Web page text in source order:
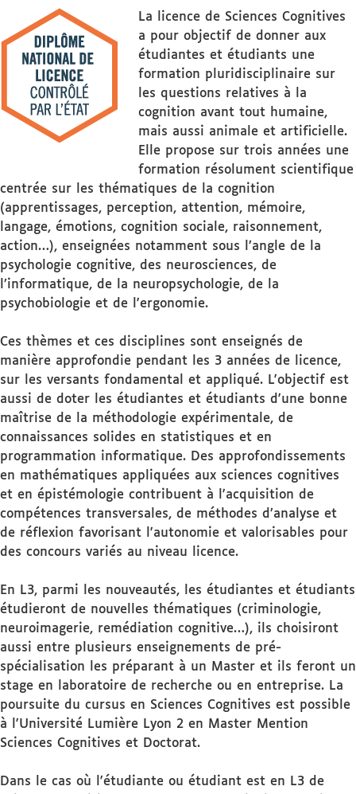
La licence de Sciences Cognitives
a pour objectif de donner aux
étudiantes et étudiants une
formation pluridisciplinaire sur
les questions relatives à la
cognition avant tout humaine,
mais aussi animale et artificielle.
Elle propose sur trois années une
formation résolument scientifique
centrée sur les thématiques de la cognition
(apprentissages, perception, attention, mémoire,
langage, émotions, cognition sociale, raisonnement,
action…), enseignées notamment sous l’angle de la
psychologie cognitive, des neurosciences, de
l’informatique, de la neuropsychologie, de la
psychobiologie et de l'ergonomie.
Ces thèmes et ces disciplines sont enseignés de
manière approfondie pendant les 3 années de licence,
sur les versants fondamental et appliqué. L'objectif est
aussi de doter les étudiantes et étudiants d'une bonne
maîtrise de la méthodologie expérimentale, de
connaissances solides en statistiques et en
programmation informatique. Des approfondissements
en mathématiques appliquées aux sciences cognitives
et en épistémologie contribuent à l'acquisition de
compétences transversales, de méthodes d’analyse et
de réflexion favorisant l'autonomie et valorisables pour
des concours variés au niveau licence.
En L3, parmi les nouveautés, les étudiantes et étudiants
étudieront de nouvelles thématiques (criminologie,
neuroimagerie, remédiation cognitive…), ils choisiront
aussi entre plusieurs enseignements de pré-
spécialisation les préparant à un Master et ils feront un
stage en laboratoire de recherche ou en entreprise. La
poursuite du cursus en Sciences Cognitives est possible
à l'Université Lumière Lyon 2 en Master Mention
Sciences Cognitives et Doctorat.
Dans le cas où l'étudiante ou étudiant est en L3 de